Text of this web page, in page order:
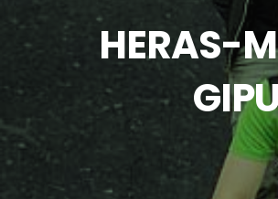
HERAS-